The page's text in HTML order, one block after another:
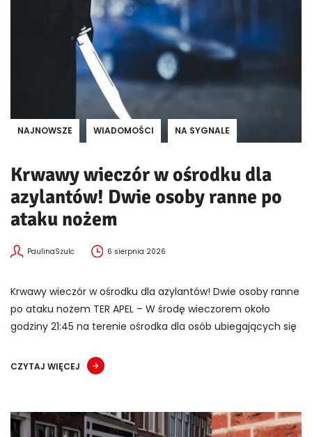
NAJNOWSZE WIADOMOŚCI NA SYGNALE
Krwawy wieczór w ośrodku dla
azylantów! Dwie osoby ranne po
ataku nożem
PaulinaSzulc 6 sierpnia 2026
Krwawy wieczór w ośrodku dla azylantów! Dwie osoby ranne
po ataku nożem TER APEL – W środę wieczorem około
godziny 21:45 na terenie ośrodka dla osób ubiegających się
CZYTAJ WIĘCEJ